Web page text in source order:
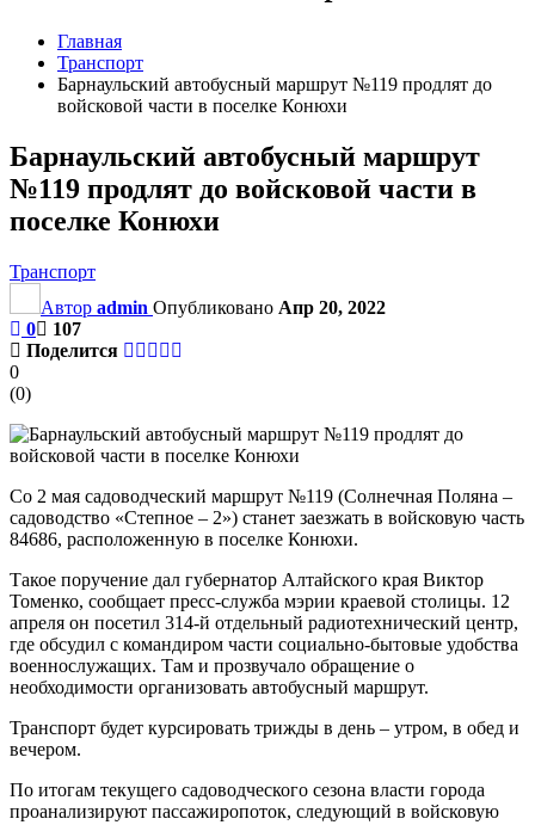
Главная
Транспорт
Барнаульский автобусный маршрут №119 продлят до
войсковой части в поселке Конюхи
Барнаульский автобусный маршрут
№119 продлят до войсковой части в
поселке Конюхи
Транспорт
Автор admin Опубликовано Апр 20, 2022
0
107
Поделится
0
(0)
Со 2 мая садоводческий маршрут №119 (Солнечная Поляна –
садоводство «Степное – 2») станет заезжать в войсковую часть
84686, расположенную в поселке Конюхи.
Такое поручение дал губернатор Алтайского края Виктор
Томенко, сообщает пресс-служба мэрии краевой столицы. 12
апреля он посетил 314-й отдельный радиотехнический центр,
где обсудил с командиром части социально-бытовые удобства
военнослужащих. Там и прозвучало обращение о
необходимости организовать автобусный маршрут.
Транспорт будет курсировать трижды в день – утром, в обед и
вечером.
По итогам текущего садоводческого сезона власти города
проанализируют пассажиропоток, следующий в войсковую